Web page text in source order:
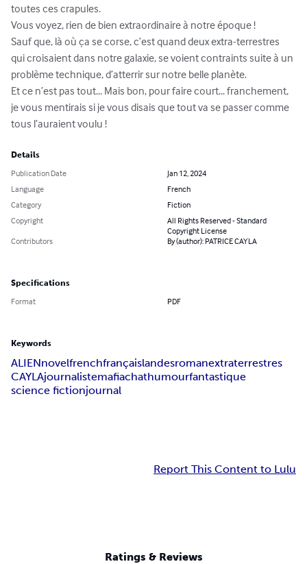
toutes ces crapules.
Vous voyez, rien de bien extraordinaire à notre époque !
Sauf que, là où ça se corse, c’est quand deux extra-terrestres
qui croisaient dans notre galaxie, se voient contraints suite à un
problème technique, d’atterrir sur notre belle planète.
Et ce n’est pas tout... Mais bon, pour faire court... franchement,
je vous mentirais si je vous disais que tout va se passer comme
tous l’auraient voulu !
Details
Publication Date
Jan 12, 2024
Language
French
Category
Fiction
Copyright
All Rights Reserved - Standard
Copyright License
Contributors
By (author): PATRICE CAYLA
Specifications
Format PDF
Keywords
ALIENnovelfrenchfrançaislandesromanextraterrestres
CAYLAjournalistemafiachathumourfantastique
science fictionjournal
Report This Content to Lulu
Ratings & Reviews